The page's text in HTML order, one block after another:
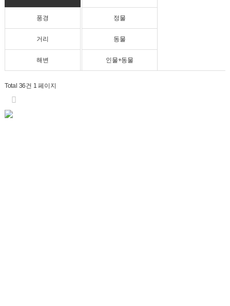
풍경 정물
거리 동물
해변 인물+동물
Total 36건 1 페이지